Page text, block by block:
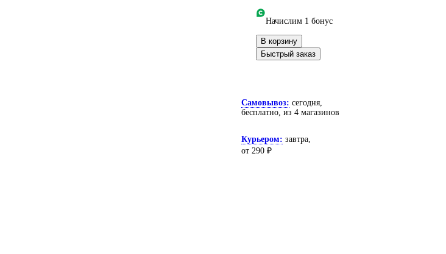
Начислим 1 бонус
В корзину
Быстрый заказ
Самовывоз: сегодня,
бесплатно, из 4 магазинов
Курьером: завтра,
от 290 ₽